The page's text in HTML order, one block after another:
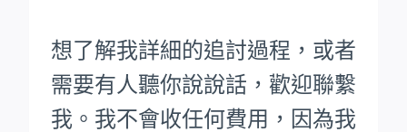
想了解我詳細的追討過程，或者
需要有人聽你說說話，歡迎聯繫
我。我不會收任何費用，因為我